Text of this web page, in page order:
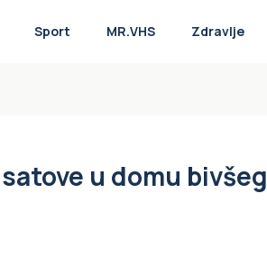
Sport MR.VHS Zdravlje
u domu bivšeg